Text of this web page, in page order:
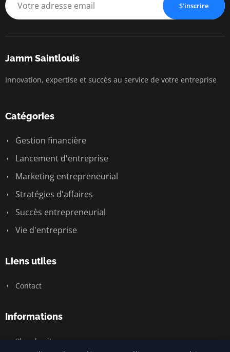
S'inscrire
Jamm Saintlouis
Innovation, expertise et succès au service de votre entreprise
Catégories
Gestion financière
Lancement d'entreprise
Marketing entrepreneurial
Stratégies d'affaires
Succès entrepreneurial
Vie d'entreprise
Liens utiles
Contact
Informations
Plan du site